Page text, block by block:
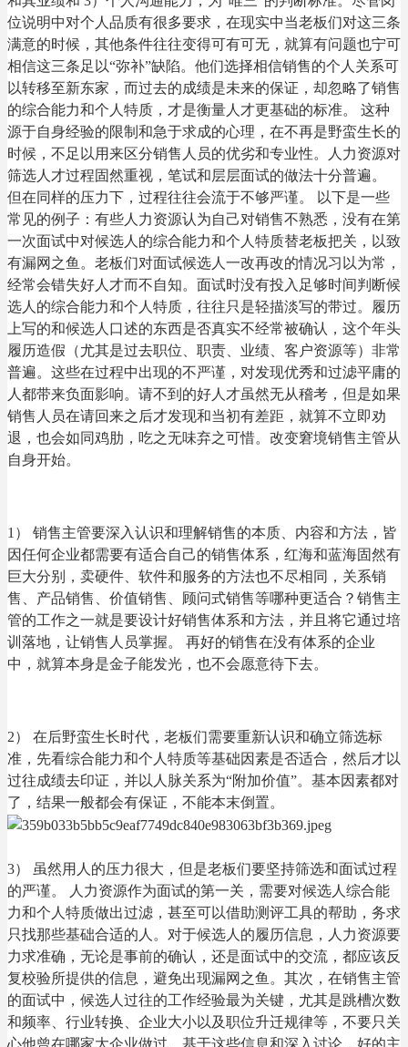
位说明中对个人品质有很多要求，在现实中当老板们对这三条
满意的时候，其他条件往往变得可有可无，就算有问题也宁可
相信这三条足以“弥补”缺陷。他们选择相信销售的个人关系可
以转移至新东家，而过去的成绩是未来的保证，却忽略了销售
的综合能力和个人特质，才是衡量人才更基础的标准。 这种
源于自身经验的限制和急于求成的心理，在不再是野蛮生长的
时候，不足以用来区分销售人员的优劣和专业性。人力资源对
筛选人才过程固然重视，笔试和层层面试的做法十分普遍。
但在同样的压力下，过程往往会流于不够严谨。 以下是一些
常见的例子：有些人力资源认为自己对销售不熟悉，没有在第
一次面试中对候选人的综合能力和个人特质替老板把关，以致
有漏网之鱼。老板们对面试候选人一改再改的情况习以为常，
经常会错失好人才而不自知。面试时没有投入足够时间判断候
选人的综合能力和个人特质，往往只是轻描淡写的带过。履历
上写的和候选人口述的东西是否真实不经常被确认，这个年头
履历造假（尤其是过去职位、职责、业绩、客户资源等）非常
普遍。这些在过程中出现的不严谨，对发现优秀和过滤平庸的
人都带来负面影响。请不到的好人才虽然无从稽考，但是如果
销售人员在请回来之后才发现和当初有差距，就算不立即劝
退，也会如同鸡肋，吃之无味弃之可惜。改变窘境销售主管从
自身开始。
1） 销售主管要深入认识和理解销售的本质、内容和方法，皆
因任何企业都需要有适合自己的销售体系，红海和蓝海固然有
巨大分别，卖硬件、软件和服务的方法也不尽相同，关系销
售、产品销售、价值销售、顾问式销售等哪种更适合？销售主
管的工作之一就是要设计好销售体系和方法，并且将它通过培
训落地，让销售人员掌握。 再好的销售在没有体系的企业
中，就算本身是金子能发光，也不会愿意待下去。
2） 在后野蛮生长时代，老板们需要重新认识和确立筛选标
准，先看综合能力和个人特质等基础因素是否适合，然后才以
过往成绩去印证，并以人脉关系为“附加价值”。基本因素都对
了，结果一般都会有保证，不能本末倒置。
3） 虽然用人的压力很大，但是老板们要坚持筛选和面试过程
的严谨。 人力资源作为面试的第一关，需要对候选人综合能
力和个人特质做出过滤，甚至可以借助测评工具的帮助，务求
只找那些基础合适的人。对于候选人的履历信息，人力资源要
力求准确，无论是事前的确认，还是面试中的交流，都应该反
复校验所提供的信息，避免出现漏网之鱼。其次，在销售主管
的面试中，候选人过往的工作经验最为关键，尤其是跳槽次数
和频率、行业转换、企业大小以及职位升迁规律等，不要只关